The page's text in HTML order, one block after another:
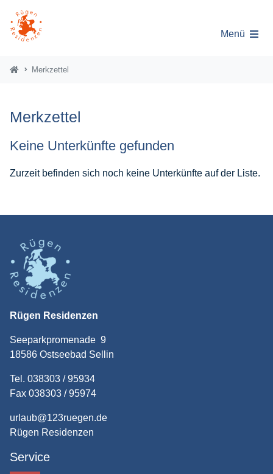
Menü
Merkzettel
Merkzettel
Keine Unterkünfte gefunden
Zurzeit befinden sich noch keine Unterkünfte auf der Liste.
Rügen Residenzen
Seeparkpromenade 9
18586 Ostseebad Sellin
Tel. 038303 / 95934
Fax 038303 / 95974
urlaub@123ruegen.de
Rügen Residenzen
Service